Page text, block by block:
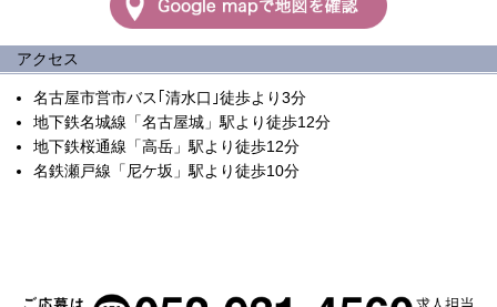
アクセス
名古屋市営市バス｢清水口｣徒歩より3分
地下鉄名城線「名古屋城」駅より徒歩12分
地下鉄桜通線「高岳」駅より徒歩12分
名鉄瀬戸線「尼ケ坂」駅より徒歩10分